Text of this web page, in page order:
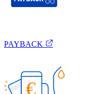
PAYBACK
€